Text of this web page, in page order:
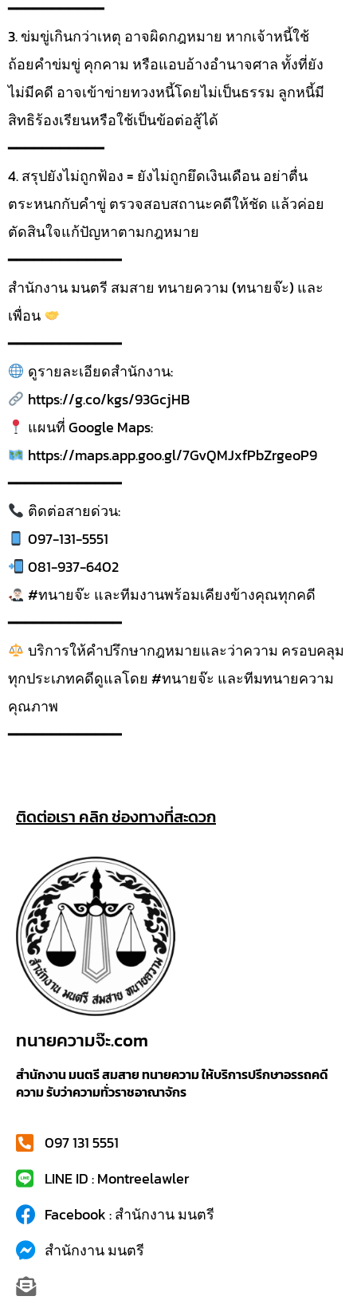
━━━━━━━━━━━
3. ข่มขู่เกินกว่าเหตุ อาจผิดกฎหมาย หากเจ้าหนี้ใช้
ถ้อยคำข่มขู่ คุกคาม หรือแอบอ้างอำนาจศาล ทั้งที่ยัง
ไม่มีคดี อาจเข้าข่ายทวงหนี้โดยไม่เป็นธรรม ลูกหนี้มี
สิทธิร้องเรียนหรือใช้เป็นข้อต่อสู้ได้
━━━━━━━━━━━
4. สรุปยังไม่ถูกฟ้อง = ยังไม่ถูกยึดเงินเดือน อย่าตื่น
ตระหนกกับคำขู่ ตรวจสอบสถานะคดีให้ชัด แล้วค่อย
ตัดสินใจแก้ปัญหาตามกฎหมาย
━━━━━━━━━━━━━
สำนักงาน มนตรี สมสาย ทนายความ (ทนายจ๊ะ) และ
เพื่อน
━━━━━━━━━━━━━
ดูรายละเอียดสำนักงาน:
https://g.co/kgs/93GcjHB
แผนที่ Google Maps:
https://maps.app.goo.gl/7GvQMJxfPbZrgeoP9
━━━━━━━━━━━━━
ติดต่อสายด่วน:
097-131-5551
081-937-6402
#ทนายจ๊ะ และทีมงานพร้อมเคียงข้างคุณทุกคดี
━━━━━━━━━━━━━
บริการให้คำปรึกษากฎหมายและว่าความ ครอบคลุม
ทุกประเภทคดีดูแลโดย #ทนายจ๊ะ และทีมทนายความ
คุณภาพ
━━━━━━━━━━━━━
ติดต่อเรา คลิก ช่องทางที่สะดวก
ทนายความจ๊ะ.com
สำนักงาน มนตรี สมสาย ทนายความ ให้บริการปรึกษาอรรถคดี
ความ รับว่าความทั่วราชอาณาจักร
097 131 5551
LINE ID : Montreelawler
Facebook : สำนักงาน มนตรี
สำนักงาน มนตรี